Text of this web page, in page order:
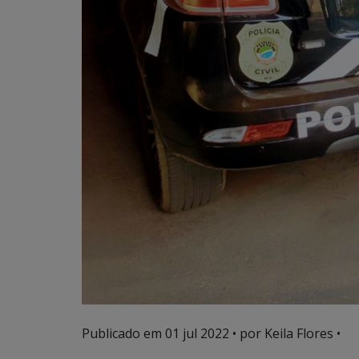
Publicado em 01 jul 2022 • por Keila Flores •